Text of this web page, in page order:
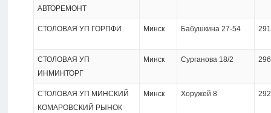
АВТОРЕМОНТ
СТОЛОВАЯ УП ГОРПФИ Минск Бабушкина 27-54
СТОЛОВАЯ УП
ИНМИНТОРГ
Минск Сурганова 18/2
СТОЛОВАЯ УП МИНСКИЙ
КОМАРОВСКИЙ РЫНОК
Минск Хоружей 8